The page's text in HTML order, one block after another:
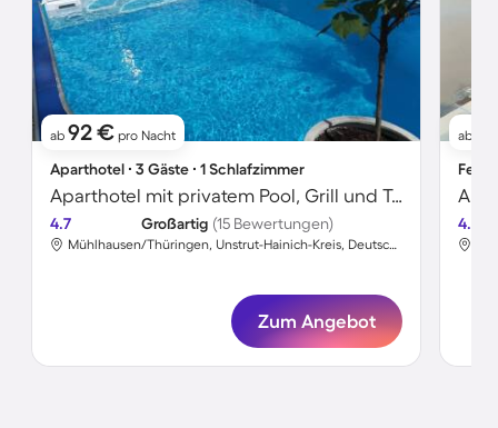
ab 92 € pro Nacht
Aparthotel ∙ 3 Gäste ∙ 1 Schlafzimmer
Aparthotel mit privatem Pool, Grill und Terrasse | Stadtblick
4.7 Großartig (15 Bewertungen)
Mühlhausen/Thüringen, Unstrut-Hainich-Kreis, Deutschland
Zum Angebot
ab
4.6